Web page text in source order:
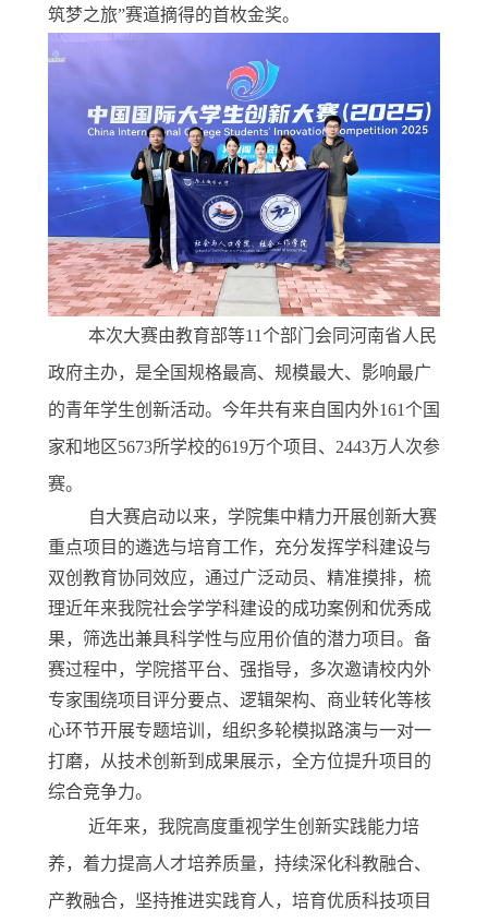
筑梦之旅”赛道摘得的首枚金奖。
本次大赛由教育部等11个部门会同河南省人民
政府主办，是全国规格最高、规模最大、影响最广
的青年学生创新活动。今年共有来自国内外161个国
家和地区5673所学校的619万个项目、2443万人次参
赛。
自大赛启动以来，学院集中精力开展创新大赛
重点项目的遴选与培育工作，充分发挥学科建设与
双创教育协同效应，通过广泛动员、精准摸排，梳
理近年来我院社会学学科建设的成功案例和优秀成
果，筛选出兼具科学性与应用价值的潜力项目。备
赛过程中，学院搭平台、强指导，多次邀请校内外
专家围绕项目评分要点、逻辑架构、商业转化等核
心环节开展专题培训，组织多轮模拟路演与一对一
打磨，从技术创新到成果展示，全方位提升项目的
综合竞争力。
近年来，我院高度重视学生创新实践能力培
养，着力提高人才培养质量，持续深化科教融合、
产教融合，坚持推进实践育人，培育优质科技项目